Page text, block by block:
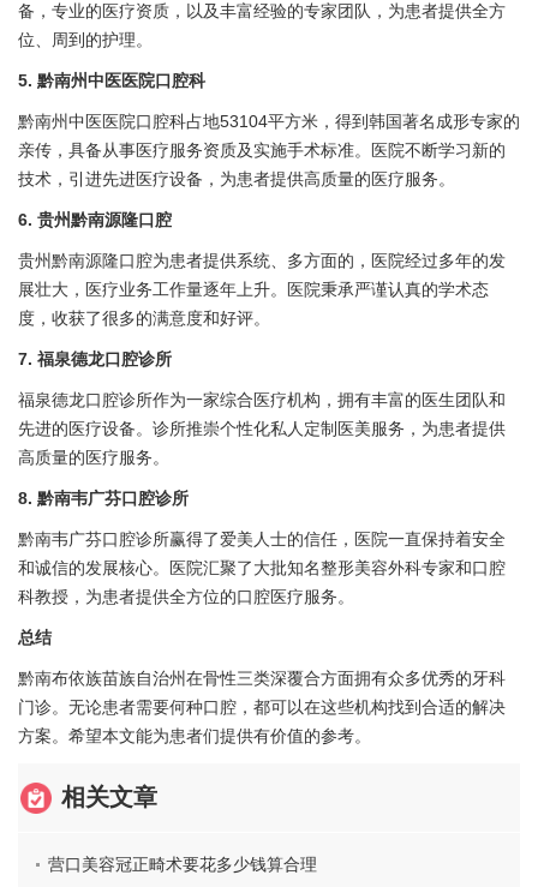
备，专业的医疗资质，以及丰富经验的专家团队，为患者提供全方
位、周到的护理。
5. 黔南州中医医院口腔科
黔南州中医医院口腔科占地53104平方米，得到韩国著名成形专家的
亲传，具备从事医疗服务资质及实施手术标准。医院不断学习新的
技术，引进先进医疗设备，为患者提供高质量的医疗服务。
6. 贵州黔南源隆口腔
贵州黔南源隆口腔为患者提供系统、多方面的，医院经过多年的发
展壮大，医疗业务工作量逐年上升。医院秉承严谨认真的学术态
度，收获了很多的满意度和好评。
7. 福泉德龙口腔诊所
福泉德龙口腔诊所作为一家综合医疗机构，拥有丰富的医生团队和
先进的医疗设备。诊所推崇个性化私人定制医美服务，为患者提供
高质量的医疗服务。
8. 黔南韦广芬口腔诊所
黔南韦广芬口腔诊所赢得了爱美人士的信任，医院一直保持着安全
和诚信的发展核心。医院汇聚了大批知名整形美容外科专家和口腔
科教授，为患者提供全方位的口腔医疗服务。
总结
黔南布依族苗族自治州在骨性三类深覆合方面拥有众多优秀的牙科
门诊。无论患者需要何种口腔，都可以在这些机构找到合适的解决
方案。希望本文能为患者们提供有价值的参考。
相关文章
营口美容冠正畸术要花多少钱算合理